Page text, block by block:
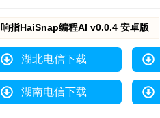
响指HaiSnap编程AI v0.0.4 安卓版
湖北电信下载
湖南电信下载